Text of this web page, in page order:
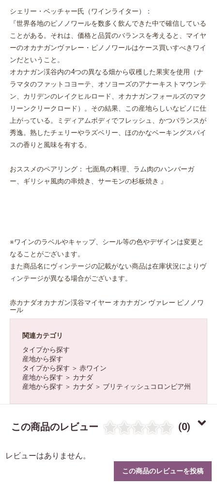
お買い物を続ける カートへ進む
シェリー・ベッチャー氏（ワインライター）：
『世界各地のピノノワールを数多く飲んできた中で確信している
ことがある。それは、価格と品質のバランスを考えると、マイヤ
ーのオカナガンヴァレー・ピノノワールはケース買いすべきワイ
ンだということ。
オカナガン渓谷内の4つの異なる畑から収穫した果実を使用（ナ
ラマタのファットコヨーテ、オソヨーズのアナーキストマウンテ
ン、カリデンのレイクヒルロード、オカナガンフォールズのマク
リーンクリークロード）。その結果、この産地らしいなピノに仕
上がっている。ミディアムボディでフレッシュ、かつバランスが
秀逸。熟したチェリーやラズベリー、ほのかなベーキングスパイ
スの香りと風味を有する。
おススメのペアリング： 七面鳥の料理、ラム肉のハンバーガ
ー、ギリシャ風肉の串焼き、サーモンの杉板焼き 』
※ワインのラベルやキャップ、シール等の色やデザインは変更と
なることがございます。
また商品名にヴィンテージの記載がない商品は在庫状況によりヴ
ィンテージが異なる場合がございます。
赤カナダオカナガン渓谷マイヤー オカナガン ヴァレー ピノノワ
ール
関連カテゴリ
タイプから探す
産地から探す
タイプから探す ＞ 赤ワイン
産地から探す ＞ カナダ
産地から探す ＞ カナダ ＞ ブリティッシュコロンビア州
この商品のレビュー (0)
レビューはありません。
この商品のレビューを投稿